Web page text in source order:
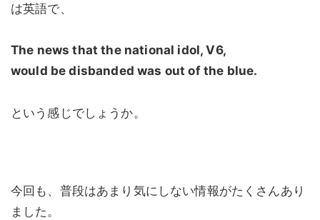
は英語で、
The news that the national idol, V6,
would be disbanded was out of the blue.
という感じでしょうか。
今回も、普段はあまり気にしない情報がたくさんあり
ました。